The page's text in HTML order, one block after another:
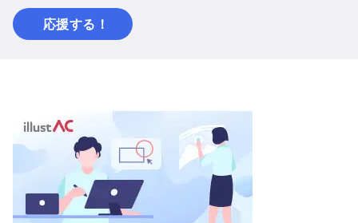
応援する！